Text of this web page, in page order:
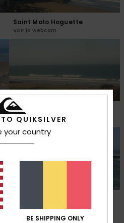
Saint Malo Hoguette
Voir la webcam
La Hague Sciotot
Voir la webcam
Barbe
Voir la webcam
QUIKSILVER
your country
BE SHIPPING ONLY